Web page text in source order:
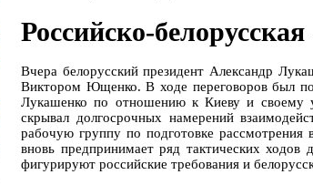
Российско-
Вчера белорусский президент Александр
Виктором Ющенко. В ходе переговоров был
Лукашенко по отношению к Киеву и своему
скрывал долгосрочных намерений
рабочую группу по подготовке
вновь предпринимает ряд тактических
фигурируют российские требования и